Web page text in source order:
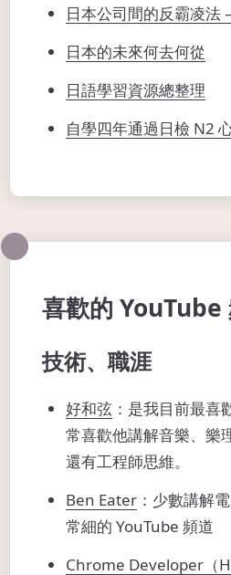
日本公司間的反霸凌法
日本的未來何去何從
日語學習資源總整理
自學四年通過日檢 N2
喜歡的 YouTube
技術、職涯
好和弦：是我目前最喜
常喜歡他講解音樂、樂
還有工程師思維。
Ben Eater：少數講解
常細的 YouTube 頻道
Chrome Developer（